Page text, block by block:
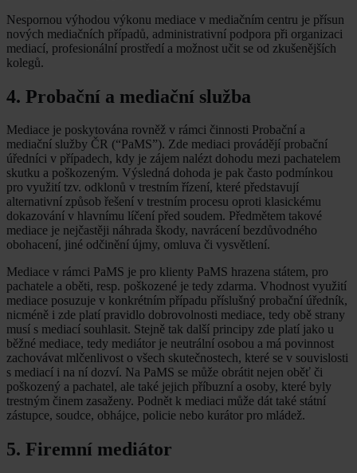
Nespornou výhodou výkonu mediace v mediačním centru je přísun
nových mediačních případů, administrativní podpora při organizaci
mediací, profesionální prostředí a možnost učit se od zkušenějších
kolegů.
4. Probační a mediační služba
Mediace je poskytována rovněž v rámci činnosti Probační a
mediační služby ČR (“PaMS”). Zde mediaci provádějí probační
úředníci v případech, kdy je zájem nalézt dohodu mezi pachatelem
skutku a poškozeným. Výsledná dohoda je pak často podmínkou
pro využití tzv. odklonů v trestním řízení, které představují
alternativní způsob řešení v trestním procesu oproti klasickému
dokazování v hlavnímu líčení před soudem. Předmětem takové
mediace je nejčastěji náhrada škody, navrácení bezdůvodného
obohacení, jiné odčinění újmy, omluva či vysvětlení.
Mediace v rámci PaMS je pro klienty PaMS hrazena státem, pro
pachatele a oběti, resp. poškozené je tedy zdarma. Vhodnost využití
mediace posuzuje v konkrétním případu příslušný probační úředník,
nicméně i zde platí pravidlo dobrovolnosti mediace, tedy obě strany
musí s mediací souhlasit. Stejně tak další principy zde platí jako u
běžné mediace, tedy mediátor je neutrální osobou a má povinnost
zachovávat mlčenlivost o všech skutečnostech, které se v souvislosti
s mediací i na ní dozví. Na PaMS se může obrátit nejen oběť či
poškozený a pachatel, ale také jejich příbuzní a osoby, které byly
trestným činem zasaženy. Podnět k mediaci může dát také státní
zástupce, soudce, obhájce, policie nebo kurátor pro mládež.
5. Firemní mediátor